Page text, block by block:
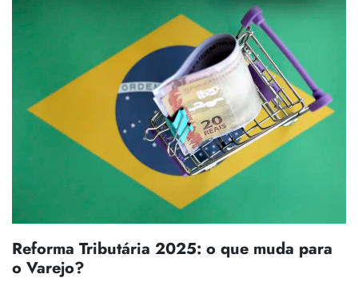
Reforma Tributária 2025: o que muda para
o Varejo?